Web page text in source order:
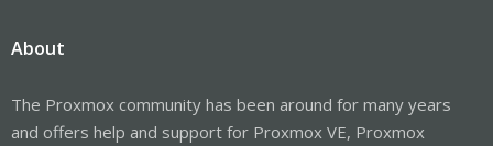
About
The Proxmox community has been around for many years
and offers help and support for Proxmox VE, Proxmox